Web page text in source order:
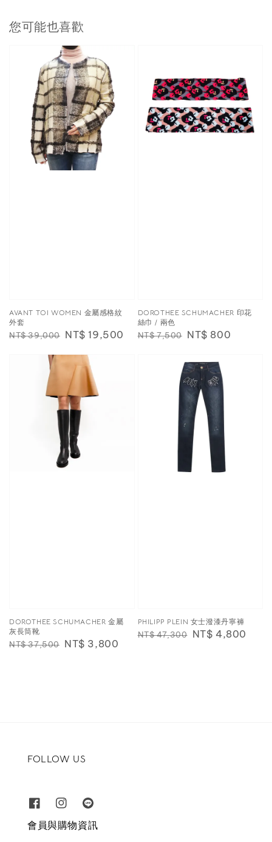
您可能也喜歡
AVANT TOI WOMEN 金屬感格紋
外套
Regular
NT$ 39,000 Sale
NT$ 19,500
DOROTHEE SCHUMACHER 印花
絲巾 / 兩色
Regular
NT$ 7,500 Sale
NT$ 800
DOROTHEE SCHUMACHER 金屬
灰長筒靴
Regular
NT$ 37,500 Sale
NT$ 3,800
PHILIPP PLEIN 女士潑漆丹寧褲
Regular
NT$ 47,300 Sale
NT$ 4,800
FOLLOW US
會員與購物資訊